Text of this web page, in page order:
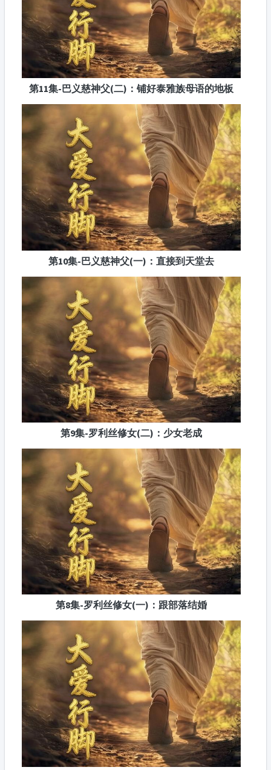
第11集-巴义慈神父(二)：铺好泰雅族母语的地板
第10集-巴义慈神父(一)：直接到天堂去
第9集-罗利丝修女(二)：少女老成
第8集-罗利丝修女(一)：跟部落结婚